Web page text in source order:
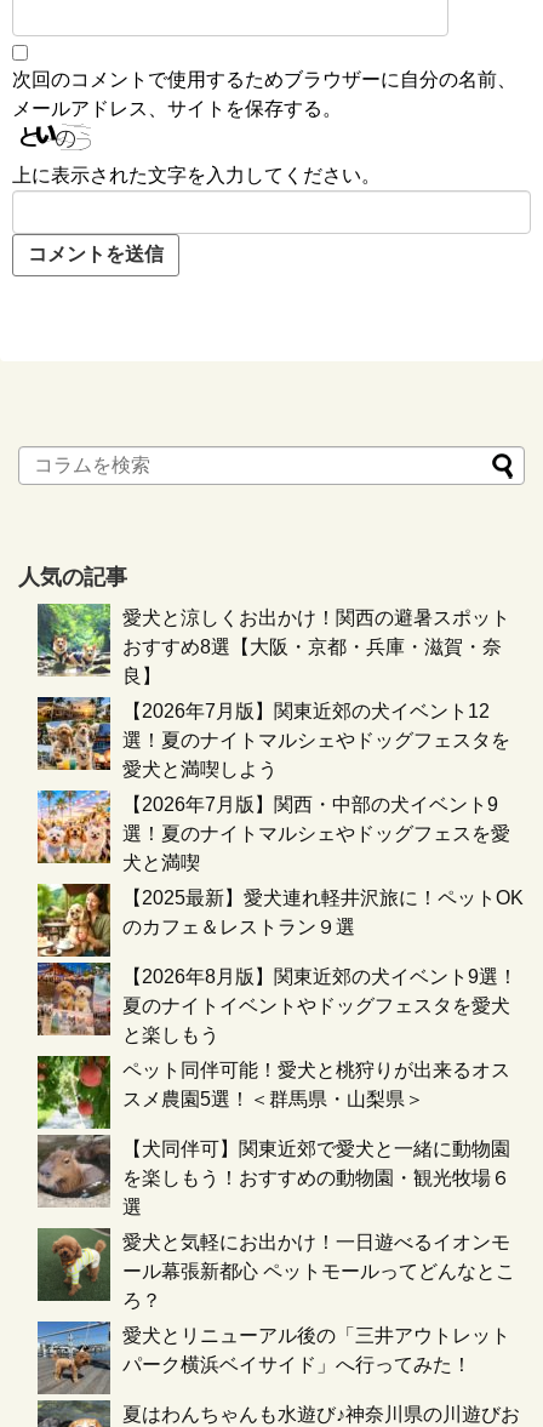
次回のコメントで使用するためブラウザーに自分の名前、
メールアドレス、サイトを保存する。
上に表示された文字を入力してください。
人気の記事
愛犬と涼しくお出かけ！関西の避暑スポット
おすすめ8選【大阪・京都・兵庫・滋賀・奈
良】
【2026年7月版】関東近郊の犬イベント12
選！夏のナイトマルシェやドッグフェスタを
愛犬と満喫しよう
【2026年7月版】関西・中部の犬イベント9
選！夏のナイトマルシェやドッグフェスを愛
犬と満喫
【2025最新】愛犬連れ軽井沢旅に！ペットOK
のカフェ＆レストラン９選
【2026年8月版】関東近郊の犬イベント9選！
夏のナイトイベントやドッグフェスタを愛犬
と楽しもう
ペット同伴可能！愛犬と桃狩りが出来るオス
スメ農園5選！＜群馬県・山梨県＞
【犬同伴可】関東近郊で愛犬と一緒に動物園
を楽しもう！おすすめの動物園・観光牧場６
選
愛犬と気軽にお出かけ！一日遊べるイオンモ
ール幕張新都心 ペットモールってどんなとこ
ろ？
愛犬とリニューアル後の「三井アウトレット
パーク横浜ベイサイド」へ行ってみた！
夏はわんちゃんも水遊び♪神奈川県の川遊びお